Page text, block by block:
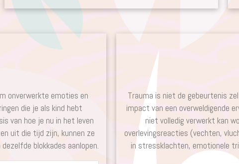
onverwerkte emoties en
die je als kind hebt
van hoe je nu in het leven
uit die tijd zijn, kunnen ze
blokkades aanlopen.
Trauma is niet de gebeurtenis
impact van een overweldigende
niet volledig verwerkt kan
overlevingsreacties (vechten,
in stressklachten, emotionele